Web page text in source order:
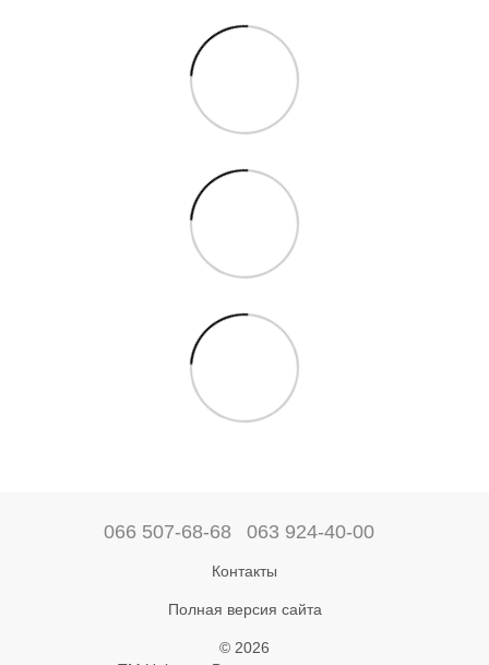
066 507-68-68 063 924-40-00
Контакты
Полная версия сайта
© 2026